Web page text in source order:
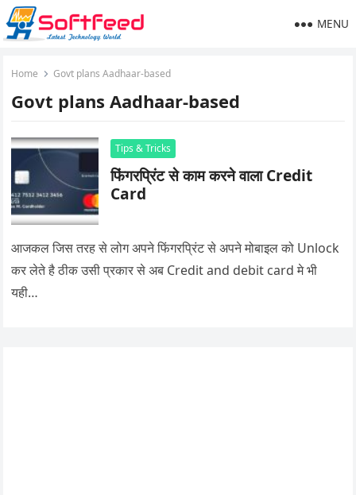
MENU
Home Govt plans Aadhaar-based
Govt plans Aadhaar-based
Tips & Tricks
फिंगरप्रिंट से काम करने वाला Credit
Card
आजकल जिस तरह से लोग अपने फिंगरप्रिंट से अपने मोबाइल को Unlock
कर लेते है ठीक उसी प्रकार से अब Credit and debit card मे भी
यही…